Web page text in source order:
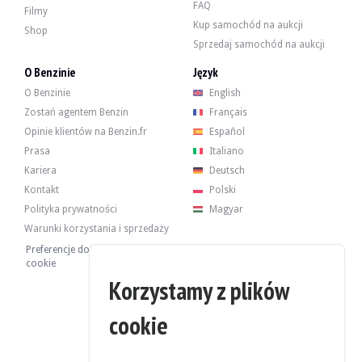
Sprzedawca zdecydował się ustalić cenę rezerwową.
Filmy
Shop
FAQ
Kup samochód na aukcji
Sprzedaj samochód na aukcji
O Benzinie
O Benzinie
Zostań agentem Benzin
Opinie klientów na Benzin.fr
Prasa
Kariera
Kontakt
Polityka prywatności
Warunki korzystania i sprzedaży
Preferencje dotyczące plików
cookie
Język
English
Français
Español
Italiano
Deutsch
Polski
Magyar
Korzystamy z plików
cookie